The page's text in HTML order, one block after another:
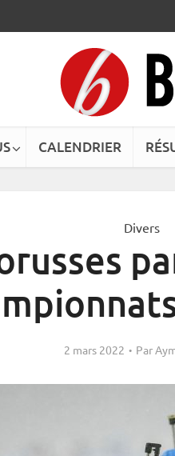
CALENDRIER
Divers
2 mars 2022 Par